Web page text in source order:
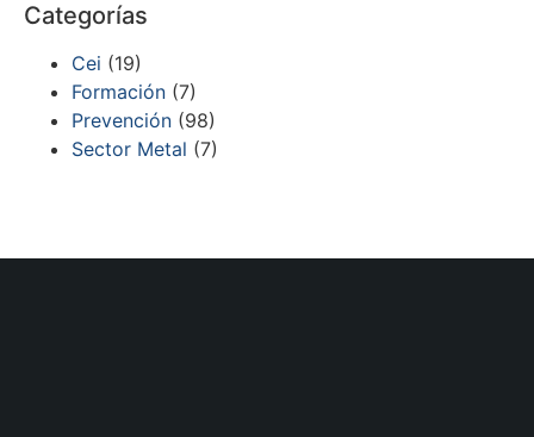
Categorías
Cei (19)
Formación (7)
Prevención (98)
Sector Metal (7)